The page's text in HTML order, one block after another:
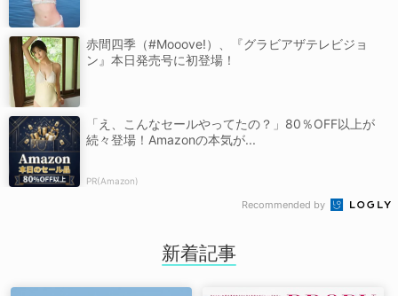
赤間四季（#Mooove!）、『グラビアザテレビジョ
ン』本日発売号に初登場！
「え、こんなセールやってたの？」80％OFF以上が
続々登場！Amazonの本気が...
PR(Amazon)
Recommended by
新着記事